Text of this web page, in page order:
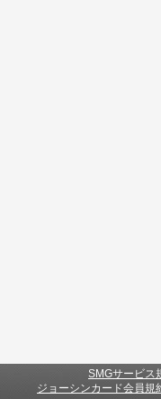
SMGサービス
ジョーシンカード会員規